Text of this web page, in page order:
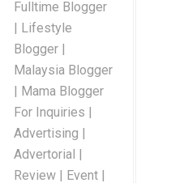
Fulltime Blogger
| Lifestyle
Blogger |
Malaysia Blogger
| Mama Blogger
For Inquiries |
Advertising |
Advertorial |
Review | Event |